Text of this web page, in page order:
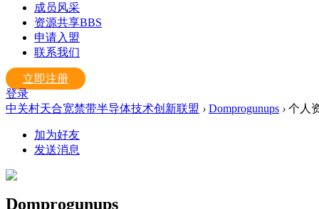
成员风采
资源共享BBS
申请入盟
联系我们
立即注册
登录
中关村天合宽禁带半导体技术创新联盟 › Domprogunups › 个人
加为好友
发送消息
Domprogunups